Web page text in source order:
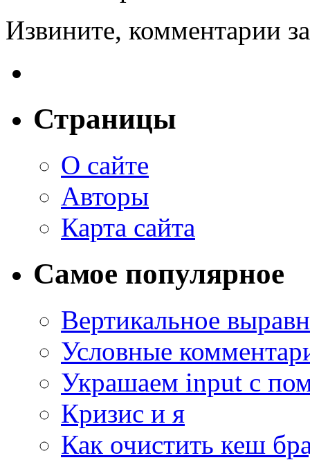
Извините, комментарии
Страницы
О сайте
Авторы
Карта сайта
Самое популярное
Вертикальное
Условные
Украшаем input с
Кризис и я
Как очистить кеш